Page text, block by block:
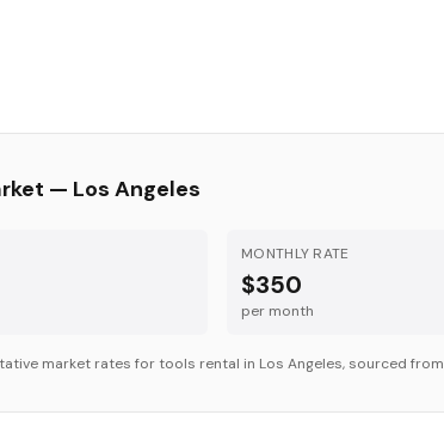
— Los Angeles
MONTHLY RATE
$350
per month
market rates fortools rental in Los Angeles, sourced